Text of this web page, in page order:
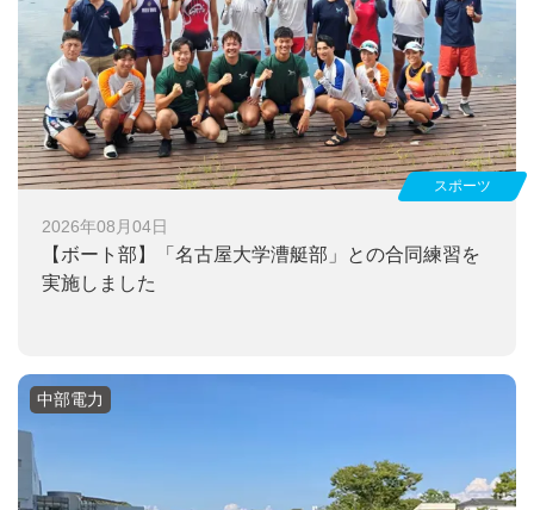
2026年08月04日
【ボート部】
「名古屋大学漕艇部」との合同練習を
実施しました
スポーツ
中部電力